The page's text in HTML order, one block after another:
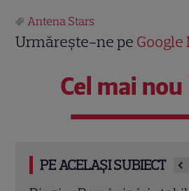
Antena Stars
Urmărește-ne pe Google
Cel mai nou
PE ACELAȘI SUBIECT